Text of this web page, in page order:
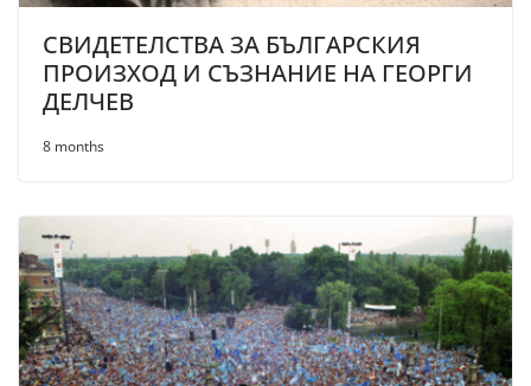
СВИДЕТЕЛСТВА ЗА БЪЛГАРСКИЯ
ПРОИЗХОД И СЪЗНАНИЕ НА ГЕОРГИ
ДЕЛЧЕВ
8 months